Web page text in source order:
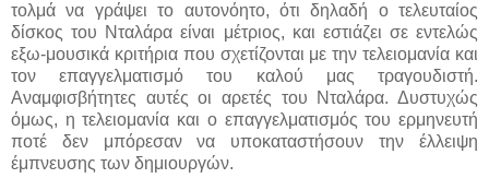
τολμά να γράψει το αυτονόητο, ότι δηλαδή ο τελευταίος
δίσκος του Νταλάρα είναι μέτριος, και εστιάζει σε εντελώς
εξω-μουσικά κριτήρια που σχετίζονται με την τελειομανία και
τον επαγγελματισμό του καλού μας τραγουδιστή.
Αναμφισβήτητες αυτές οι αρετές του Νταλάρα. Δυστυχώς
όμως, η τελειομανία και ο επαγγελματισμός του ερμηνευτή
ποτέ δεν μπόρεσαν να υποκαταστήσουν την έλλειψη
έμπνευσης των δημιουργών.